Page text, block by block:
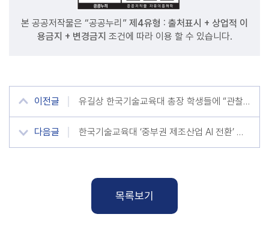
본 공공저작물은 “공공누리” 제4유형 : 출처표시 + 상업적 이
용금지 + 변경금지 조건에 따라 이용 할 수 있습니다.
이전글 유길상 한국기술교육대 총장 학생들에 “관찰, 성찰, 통찰 생활화하세요”
다음글 한국기술교육대 ‘중부권 제조산업 AI 전환’ 이끈다
목록보기